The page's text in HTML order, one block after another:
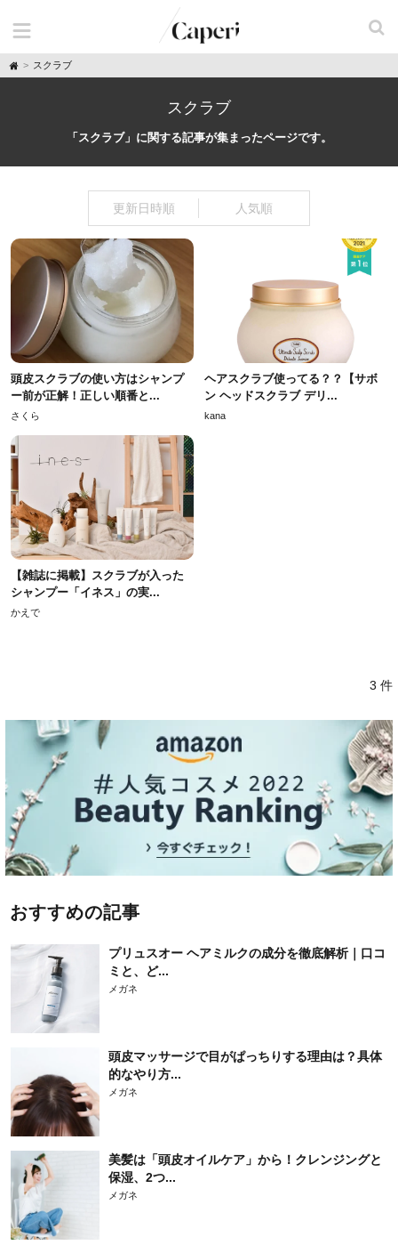
H
o
スクラブ
スクラブ
「スクラブ」に関する記事が集まったページです。
更新日時順 人気順
頭皮スクラブの使い方はシャンプ
ー前が正解！正しい順番と...
さくら
ヘアスクラブ使ってる？？【サボ
ン ヘッドスクラブ デリ...
kana
【雑誌に掲載】スクラブが入った
シャンプー「イネス」の実...
かえで
3 件
おすすめの記事
プリュスオー ヘアミルクの成分を徹底解析｜口コ
ミと、ど...
メガネ
頭皮マッサージで目がぱっちりする理由は？具体
的なやり方...
メガネ
美髪は「頭皮オイルケア」から！クレンジングと
保湿、2つ...
メガネ